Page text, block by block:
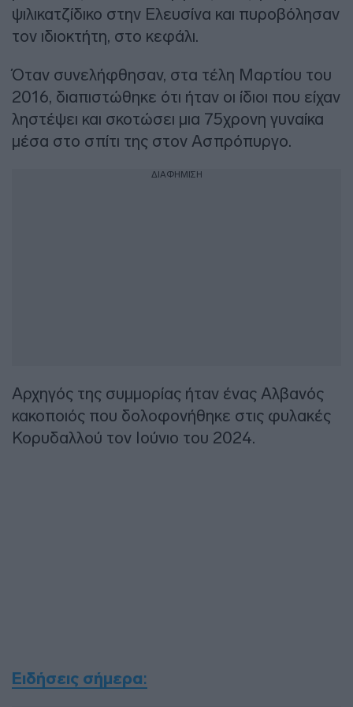
ψιλικατζίδικο στην Ελευσίνα και πυροβόλησαν
τον ιδιοκτήτη, στο κεφάλι.
Όταν συνελήφθησαν, στα τέλη Μαρτίου του
2016, διαπιστώθηκε ότι ήταν οι ίδιοι που είχαν
ληστέψει και σκοτώσει μια 75χρονη γυναίκα
μέσα στο σπίτι της στον Ασπρόπυργο.
ΔΙΑΦΗΜΙΣΗ
Αρχηγός της συμμορίας ήταν ένας Αλβανός
κακοποιός που δολοφονήθηκε στις φυλακές
Κορυδαλλού τον Ιούνιο του 2024.
Ειδήσεις σήμερα: